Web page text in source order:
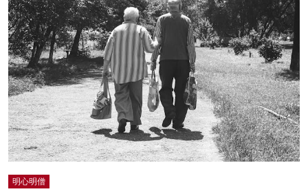
明心明僧